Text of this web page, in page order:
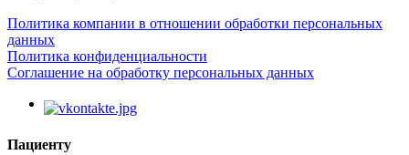
Политика компании в отношении обработки персональных
данных
Политика конфиденциальности
Соглашение на обработку персональных данных
Пациенту